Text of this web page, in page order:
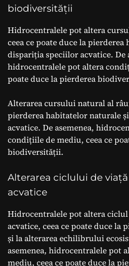
biodiversității
Hidrocentralele pot altera
ceea ce poate duce la
dispariția speciilor acvatice. De
hidrocentralele pot altera
poate duce la pierderea
Alterarea cursului natural al
pierderea habitatelor naturale
acvatice. De asemenea,
condițiile de mediu, ceea ce
biodiversității.
Alterarea ciclului de
acvatice
Hidrocentralele pot altera
acvatice, ceea ce poate duce
și la alterarea echilibrului
asemenea, hidrocentralele pot
mediu, ceea ce poate duce la